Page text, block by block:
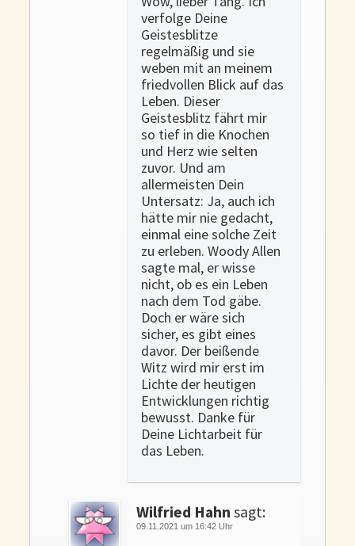
verfolge Deine
Geistesblitze
regelmäßig und sie
weben mit an meinem
friedvollen Blick auf das
Leben. Dieser
Geistesblitz fährt mir
so tief in die Knochen
und Herz wie selten
zuvor. Und am
allermeisten Dein
Untersatz: Ja, auch ich
hätte mir nie gedacht,
einmal eine solche Zeit
zu erleben. Woody Allen
sagte mal, er wisse
nicht, ob es ein Leben
nach dem Tod gäbe.
Doch er wäre sich
sicher, es gibt eines
davor. Der beißende
Witz wird mir erst im
Lichte der heutigen
Entwicklungen richtig
bewusst. Danke für
Deine Lichtarbeit für
das Leben.
Wilfried Hahn sagt:
09.11.2021 um 16:42 Uhr